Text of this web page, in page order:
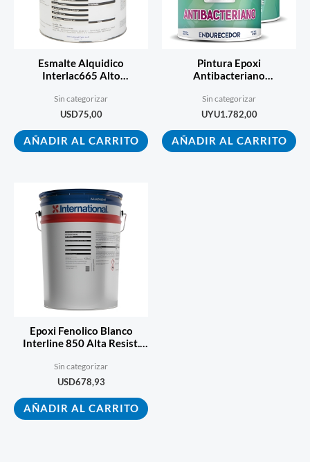
Esmalte Alquidico
Interlac665 Alto
Sin categorizar
USD75,00
AÑADIR AL CARRITO
Pintura Epoxi
Antibacteriano
Gris 1 L
Sin categorizar
UYU1.782,00
AÑADIR AL CARRITO
Epoxi Fenolico Blanco
Interline 850 Alta Resist.
Sin categorizar
USD678,93
AÑADIR AL CARRITO